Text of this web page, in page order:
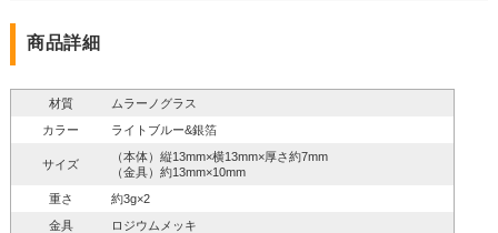
商品詳細
材質
ムラーノグラス
カラー
ライトブルー&銀箔
サイズ
（本体）縦13mm×横13mm×厚さ約7mm
（金具）約13mm×10mm
重さ
約3g×2
金具
ロジウムメッキ